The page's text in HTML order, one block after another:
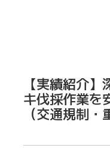
【実績紹介
キ伐採作業を
（交通規制・